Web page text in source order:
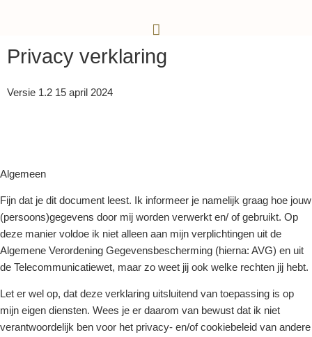
Privacy verklaring
Versie 1.2 15 april 2024
Algemeen
Fijn dat je dit document leest. Ik informeer je namelijk graag hoe jouw
(persoons)gegevens door mij worden verwerkt en/ of gebruikt. Op
deze manier voldoe ik niet alleen aan mijn verplichtingen uit de
Algemene Verordening Gegevensbescherming (hierna: AVG) en uit
de Telecommunicatiewet, maar zo weet jij ook welke rechten jij hebt.
Let er wel op, dat deze verklaring uitsluitend van toepassing is op
mijn eigen diensten. Wees je er daarom van bewust dat ik niet
verantwoordelijk ben voor het privacy- en/of cookiebeleid van andere